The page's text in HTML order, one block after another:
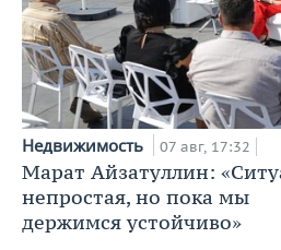
Недвижимость 07 авг, 17:32
Марат Айзатуллин:
непростая, но пока мы
держимся устойчиво»